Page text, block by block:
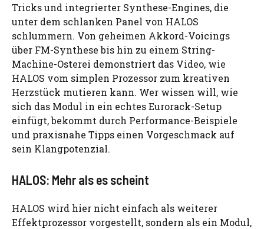
Tricks und integrierter Synthese-Engines, die
unter dem schlanken Panel von HALOS
schlummern. Von geheimen Akkord-Voicings
über FM-Synthese bis hin zu einem String-
Machine-Osterei demonstriert das Video, wie
HALOS vom simplen Prozessor zum kreativen
Herzstück mutieren kann. Wer wissen will, wie
sich das Modul in ein echtes Eurorack-Setup
einfügt, bekommt durch Performance-Beispiele
und praxisnahe Tipps einen Vorgeschmack auf
sein Klangpotenzial.
HALOS: Mehr als es scheint
HALOS wird hier nicht einfach als weiterer
Effektprozessor vorgestellt, sondern als ein Modul,